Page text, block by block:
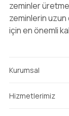
zeminler
zeminlerin uzun
için en önemli
Kurumsal
Hizmetlerimiz